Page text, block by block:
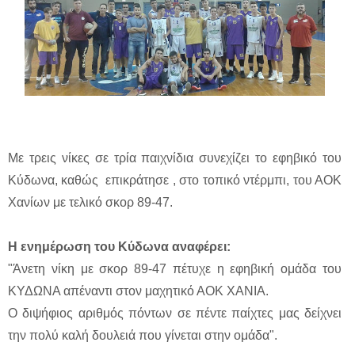
Με τρεις νίκες σε τρία παιχνίδια συνεχίζει το εφηβικό του
Κύδωνα, καθώς επικράτησε , στο τοπικό ντέρμπι, του ΑΟΚ
Χανίων με τελικό σκορ 89-47.
Η ενημέρωση του Κύδωνα αναφέρει:
"Άνετη νίκη με σκορ 89-47 πέτυχε η εφηβική ομάδα του
ΚΥΔΩΝΑ απέναντι στον μαχητικό ΑΟΚ ΧΑΝΙΑ.
Ο διψήφιος αριθμός πόντων σε πέντε παίχτες μας δείχνει
την πολύ καλή δουλειά που γίνεται στην ομάδα".